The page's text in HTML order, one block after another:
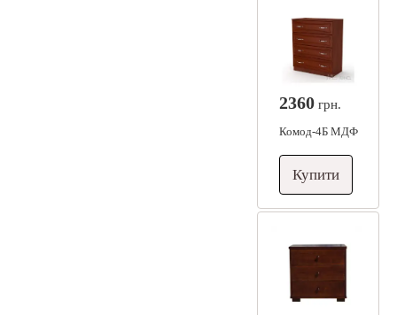
2360грн.
Комод-4Б МДФ
Купити